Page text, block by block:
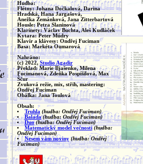
Hudba:
Flétny: Johana Dočkalová, Darina
Hradská, Hana Jargašová,
Anežka Zemánková, Jana Zitterbartová
Housle: Petra Slaninová
Klarinety: Václav Buchta, Aleš Kudláček
Kytara: Peter Múdry
Klavír a klávesy: Ondřej Fuciman
Basa: Markéta Oumarová
Nahráno:
(c) 2022, Studio Agadir
Překlad: Marie Iljašenko, Milena
Fucimanová, Zdeňka Pospíšilová, Max
Ščur
Zvuková režie, mix, střih, mastering:
Ondřej Fuciman
Obálka: Jana Toulová
Obsah:
Truhla (hudba: Ondřej Fuciman)
Balada (hudba: Ondřej Fuciman)
Duo (hudba: Ondřej Fuciman)
Matematický model večnosti (hudba:
Ondřej Fuciman)
Nesem vám noviny (hudba: Ondřej
Fuciman)